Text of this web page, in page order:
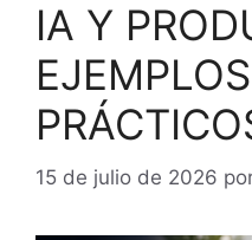
IA Y
EJEMPLOS
15 de julio de 2026